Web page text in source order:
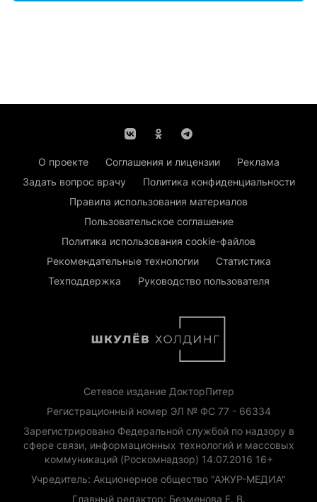
О проекте Соглашения и лицензии
Реклама
Задать вопрос врачу
Политика конфиденциальности
Правила использования материалов
Пользовательское соглашение
Политика использования cookie-файлов
Рекомендательные технологии
Статистика
Техподдержка
Руководство пользователя
Сетевое издание ДокторПитер
Регистрационный номер ЭЛ № ФС 77 - 66334
Зарегистрировано Федеральной службой по надзору в
сфере связи, информационных технологий и массовых
коммуникаций (Роскомнадзор) 14.07.2016 16+
Учредитель: Акционерное общество "АЖУР-МЕДИА"
Главный редактор: Безменова Е. В.